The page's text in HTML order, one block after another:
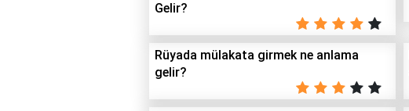
Gelir?
Rüyada mülakata girmek ne anlama
gelir?